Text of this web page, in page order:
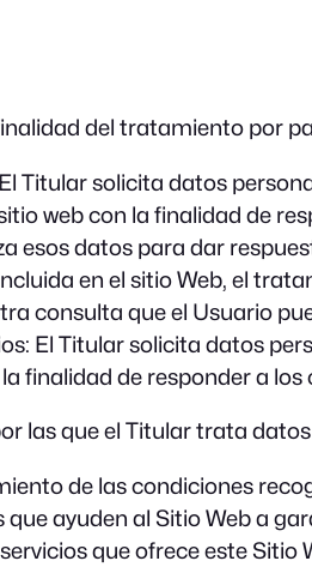
del tratamiento por
Titular solicita datos
web con la finalidad de
esos datos para dar
en el sitio Web, el
consulta que el Usuario
El Titular solicita datos
finalidad de responder a
las que el Titular trata
de las condiciones
ayuden al Sitio Web a
que ofrece este Sitio